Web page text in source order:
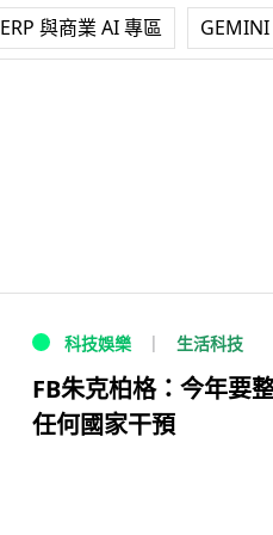
ERP 與商業 AI 專區 GEMINI
科技娛樂 生活科技
FB朱克柏格：今年
任何國家干預